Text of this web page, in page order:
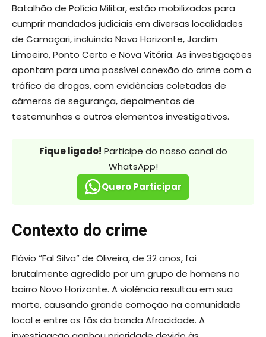
Batalhão de Polícia Militar, estão mobilizados para
cumprir mandados judiciais em diversas localidades
de Camaçari, incluindo Novo Horizonte, Jardim
Limoeiro, Ponto Certo e Nova Vitória. As investigações
apontam para uma possível conexão do crime com o
tráfico de drogas, com evidências coletadas de
câmeras de segurança, depoimentos de
testemunhas e outros elementos investigativos.
Fique ligado! Participe do nosso canal do
WhatsApp!
Quero Participar
Contexto do crime
Flávio “Fal Silva” de Oliveira, de 32 anos, foi
brutalmente agredido por um grupo de homens no
bairro Novo Horizonte. A violência resultou em sua
morte, causando grande comoção na comunidade
local e entre os fãs da banda Afrocidade. A